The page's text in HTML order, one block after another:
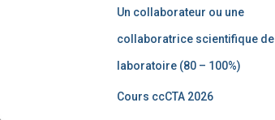
Un collaborateur ou une
collaboratrice scientifique de
laboratoire (80 – 100%)
Cours ccCTA 2026